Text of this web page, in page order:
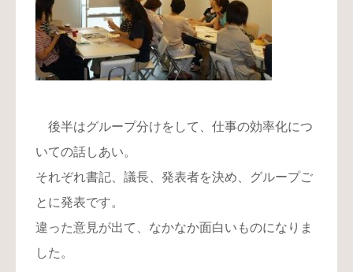
後半はグループ分けをして、仕事の効率化につ
いての話しあい。
それぞれ書記、議長、発表者を決め、グループご
とに発表です。
違った意見が出て、なかなか面白いものになりま
した。